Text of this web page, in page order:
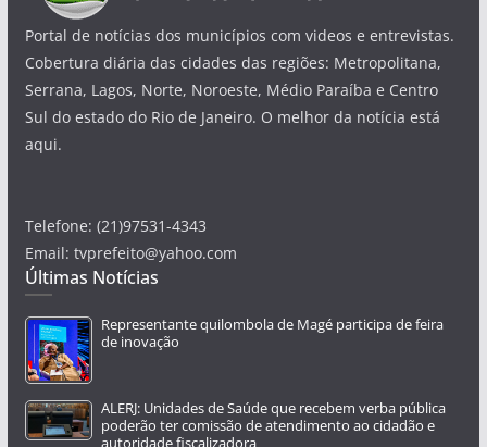
Portal de notícias dos municípios com videos e entrevistas.
Cobertura diária das cidades das regiões: Metropolitana,
Serrana, Lagos, Norte, Noroeste, Médio Paraíba e Centro
Sul do estado do Rio de Janeiro. O melhor da notícia está
aqui.
Telefone: (21)97531-4343
Email: tvprefeito@yahoo.com
Últimas Notícias
Representante quilombola de Magé participa de feira
de inovação
ALERJ: Unidades de Saúde que recebem verba pública
poderão ter comissão de atendimento ao cidadão e
autoridade fiscalizadora